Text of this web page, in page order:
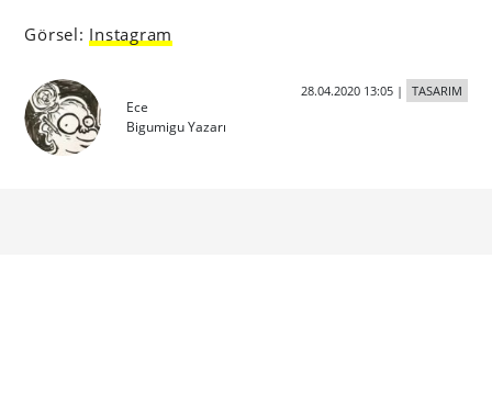
Görsel: Instagram
Ece
Bigumigu Yazarı
28.04.2020 13:05| TASARIM